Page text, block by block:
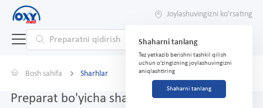
Joylashuvingizni ko'rsating
Shaharni tanlang
Tez yetkazib berishni tashkil qilish
uchun o'zingizning joylashuvingizni
aniqlashtiring
Shaharni tanlang
Bosh sahifa Sharhlar
Preparat bo'yicha sharhlar Noklot-EA 75 mg